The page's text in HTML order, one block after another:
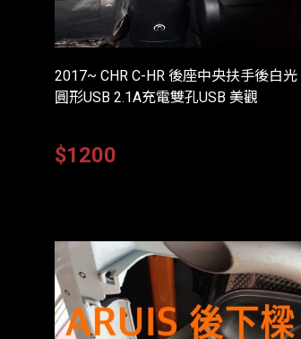
2017~ CHR C-HR 後座中央扶手後白光
圓形USB 2.1A充電雙孔USB 美觀
$1200